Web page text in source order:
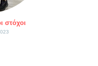
στόχοι